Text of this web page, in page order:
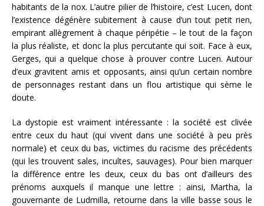
habitants de la nox. L’autre pilier de l’histoire, c’est Lucen, dont
l’existence dégénère subitement à cause d’un tout petit rien,
empirant allègrement à chaque péripétie – le tout de la façon
la plus réaliste, et donc la plus percutante qui soit. Face à eux,
Gerges, qui a quelque chose à prouver contre Lucen. Autour
d’eux gravitent amis et opposants, ainsi qu’un certain nombre
de personnages restant dans un flou artistique qui sème le
doute.
La dystopie est vraiment intéressante : la société est clivée
entre ceux du haut (qui vivent dans une société à peu près
normale) et ceux du bas, victimes du racisme des précédents
(qui les trouvent sales, incultes, sauvages). Pour bien marquer
la différence entre les deux, ceux du bas ont d’ailleurs des
prénoms auxquels il manque une lettre : ainsi, Martha, la
gouvernante de Ludmilla, retourne dans la ville basse sous le